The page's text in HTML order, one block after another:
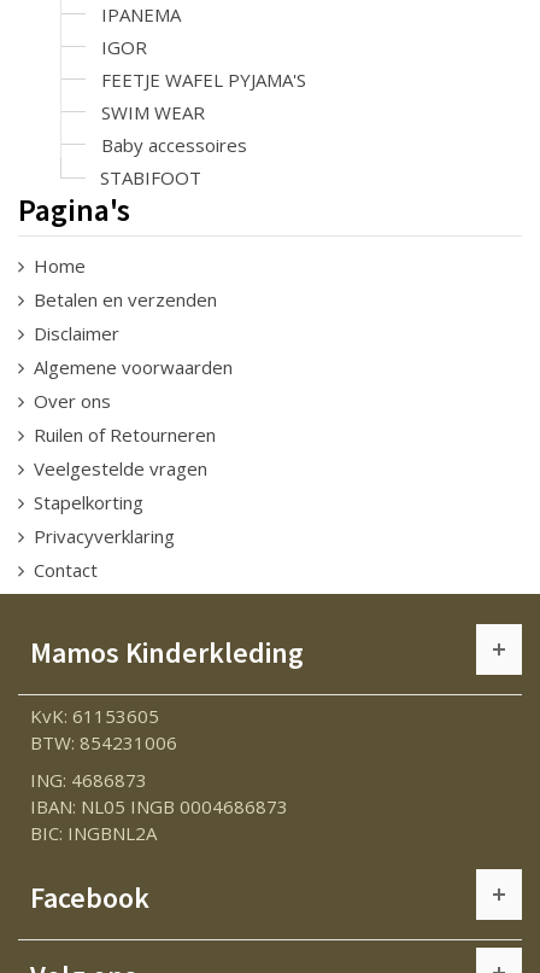
IPANEMA
IGOR
FEETJE WAFEL PYJAMA'S
SWIM WEAR
Baby accessoires
STABIFOOT
Pagina's
Home
Betalen en verzenden
Disclaimer
Algemene voorwaarden
Over ons
Ruilen of Retourneren
Veelgestelde vragen
Stapelkorting
Privacyverklaring
Contact
Mamos Kinderkleding
KvK: 61153605
BTW: 854231006
ING: 4686873
IBAN: NL05 INGB 0004686873
BIC: INGBNL2A
Facebook